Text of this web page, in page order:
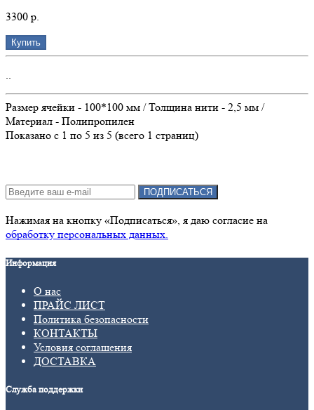
3300 р.
Купить
..
Размер ячейки - 100*100 мм / Толщина нити - 2,5 мм /
Материал - Полипропилен
Показано с 1 по 5 из 5 (всего 1 страниц)
ПОДПИСАТЬСЯ
Нажимая на кнопку «Подписаться», я даю cогласие на
обработку персональных данных.
Информация
О нас
ПРАЙС ЛИСТ
Политика безопасности
КОНТАКТЫ
Условия соглашения
ДОСТАВКА
Служба поддержки